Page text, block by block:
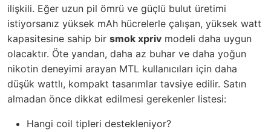
ilişkili. Eğer uzun pil ömrü ve güçlü bulut üretimi
istiyorsanız yüksek mAh hücrelerle çalışan, yüksek watt
kapasitesine sahip bir smok xpriv modeli daha uygun
olacaktır. Öte yandan, daha az buhar ve daha yoğun
nikotin deneyimi arayan MTL kullanıcıları için daha
düşük wattlı, kompakt tasarımlar tavsiye edilir. Satın
almadan önce dikkat edilmesi gerekenler listesi:
Hangi coil tipleri destekleniyor?